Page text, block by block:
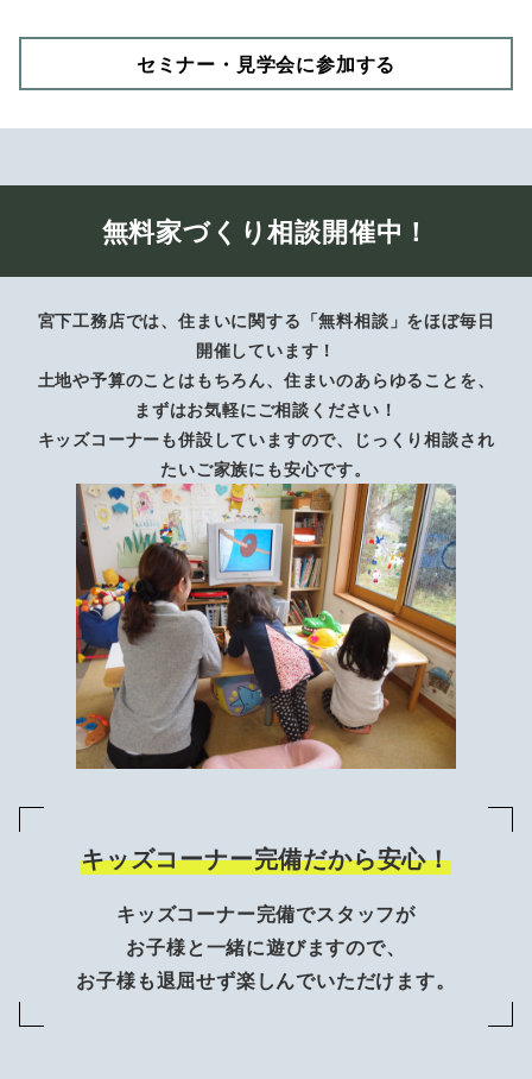
セミナー・見学会に参加する
無料家づくり相談開催中！
宮下工務店では、住まいに関する「無料相談」をほぼ毎日
開催しています！
土地や予算のことはもちろん、住まいのあらゆることを、
まずはお気軽にご相談ください！
キッズコーナーも併設していますので、じっくり相談され
たいご家族にも安心です。
キッズコーナー完備だから安心！
キッズコーナー完備でスタッフが
お子様と一緒に遊びますので、
お子様も退屈せず楽しんでいただけます。